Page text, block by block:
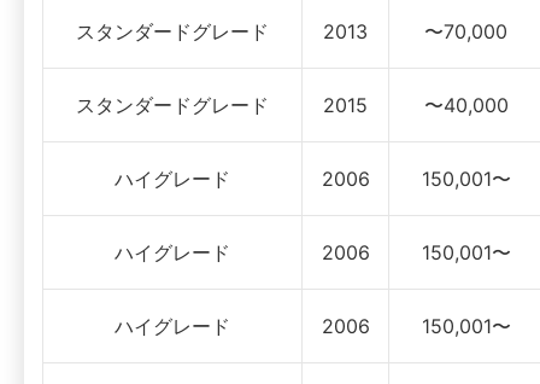
スタンダードグレード 2013 〜70,000
スタンダードグレード 2015 〜40,000
ハイグレード 2006 150,001〜
ハイグレード 2006 150,001〜
ハイグレード 2006 150,001〜